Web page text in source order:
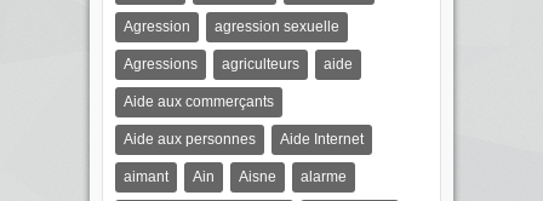
Agression agression sexuelle
Agressions agriculteurs aide
Aide aux commerçants
Aide aux personnes Aide Internet
aimant Ain Aisne alarme